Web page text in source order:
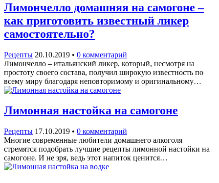
Лимончелло домашняя на самогоне –
как приготовить известный ликер
самостоятельно?
Рецепты 20.10.2019 • 0 комментарий
Лимончелло – итальянский ликер, который, несмотря на
простоту своего состава, получил широкую известность по
всему миру благодаря неповторимому и оригинальному…
Лимонная настойка на самогоне
Рецепты 17.10.2019 • 0 комментарий
Многие современные любители домашнего алкоголя
стремятся подобрать лучшие рецепты лимонной настойки на
самогоне. И не зря, ведь этот напиток ценится…